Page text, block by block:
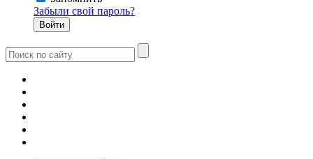
Забыли свой пароль?